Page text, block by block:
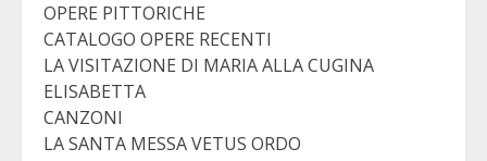
OPERE PITTORICHE
CATALOGO OPERE RECENTI
LA VISITAZIONE DI MARIA ALLA CUGINA
ELISABETTA
CANZONI
LA SANTA MESSA VETUS ORDO